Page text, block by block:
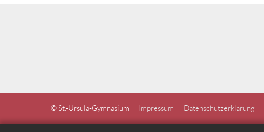
© St.-Ursula-Gymnasium Impressum Datenschutzerklärung